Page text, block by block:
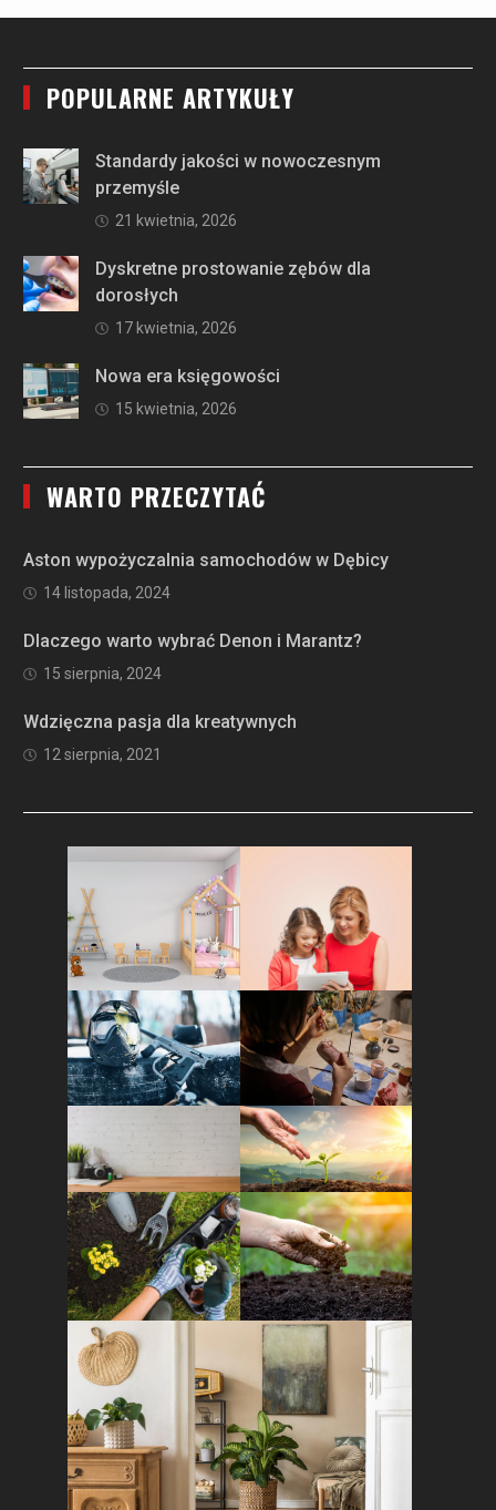
POPULARNE ARTYKUŁY
Standardy jakości w nowoczesnym
przemyśle
21 kwietnia, 2026
Dyskretne prostowanie zębów dla
dorosłych
17 kwietnia, 2026
Nowa era księgowości
15 kwietnia, 2026
WARTO PRZECZYTAĆ
Aston wypożyczalnia samochodów w Dębicy
14 listopada, 2024
Dlaczego warto wybrać Denon i Marantz?
15 sierpnia, 2024
Wdzięczna pasja dla kreatywnych
12 sierpnia, 2021